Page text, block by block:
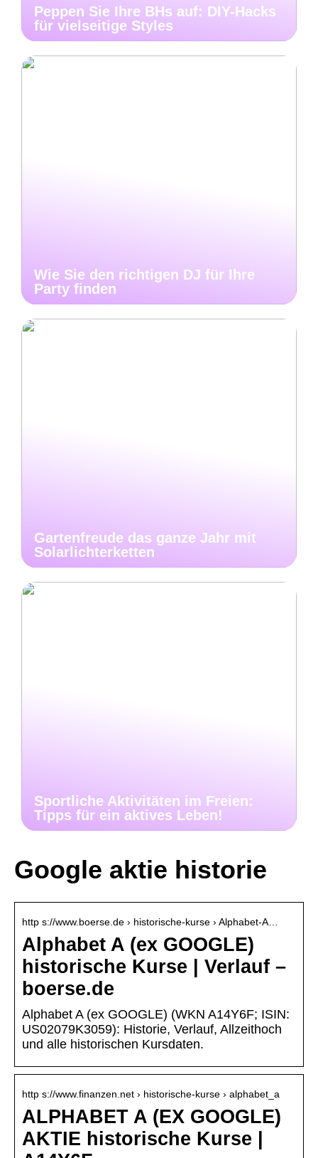
Peppen Sie Ihre BHs auf: DIY-Hacks
für vielseitige Styles
Wie Sie den richtigen DJ für Ihre
Party finden
Gartenfreude das ganze Jahr mit
Solarlichterketten
Sportliche Aktivitäten im Freien:
Tipps für ein aktives Leben!
Google aktie historie
http s://www.boerse.de › historische-kurse › Alphabet-A…
Alphabet A (ex GOOGLE)
historische Kurse | Verlauf –
boerse.de
Alphabet A (ex GOOGLE) (WKN A14Y6F; ISIN:
US02079K3059): Historie, Verlauf, Allzeithoch
und alle historischen Kursdaten.
http s://www.finanzen.net › historische-kurse › alphabet_a
ALPHABET A (EX GOOGLE)
AKTIE historische Kurse |